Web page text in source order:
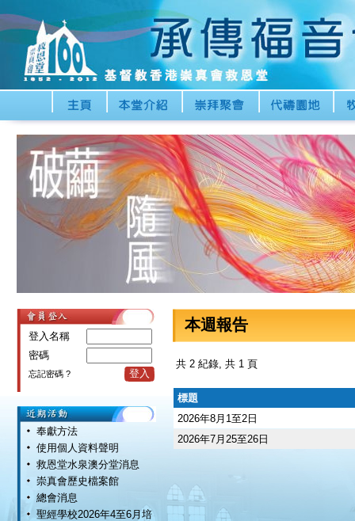
登入名稱
密碼
忘記密碼 ? 登入
奉獻方法
使用個人資料聲明
救恩堂水泉澳分堂消息
崇真會歷史檔案館
總會消息
聖經學校2026年4至6月培
本週報告
共 2 紀錄, 共 1 頁
標題
2026年8月1至2日
2026年7月25至26日